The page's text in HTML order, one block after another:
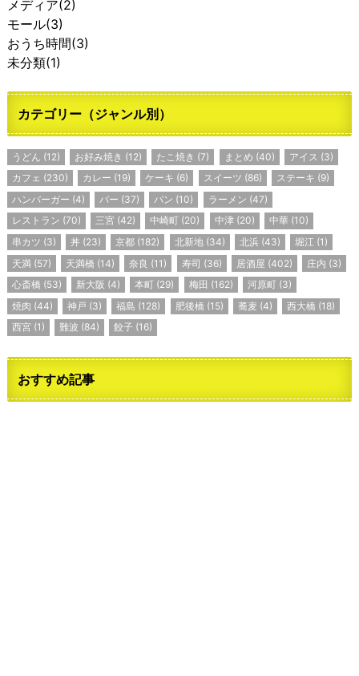
メディア(2)
モール(3)
おうち時間(3)
未分類(1)
カテゴリー（ジャンル別）
うどん (12) お好み焼き (12) たこ焼き (7) まとめ (40) アイス (3)
カフェ (230) カレー (19) ケーキ (6) スイーツ (86) ステーキ (9)
ハンバーガー (4) バー (37) パン (10) ラーメン (47)
レストラン (70) 三宮 (42) 中崎町 (20) 中津(20) 中華(10)
串カツ (3) 丼 (23) 京都 (182) 北新地(34) 北浜(43) 堀江 (1)
天満 (57) 天満橋 (14) 奈良 (11) 寿司 (36) 居酒屋 (402) 庄内 (3)
心斎橋 (53) 新大阪 (4) 本町 (29) 梅田 (162) 河原町 (3)
焼肉 (44) 神戸 (3) 福島 (128) 肥後橋 (15) 蕎麦(4) 西大橋 (18)
西宮(1) 難波 (84) 餃子 (16)
おすすめ記事